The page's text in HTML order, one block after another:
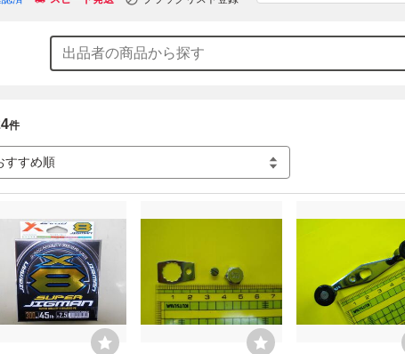
●作業効率化の為、入金確
●商品の手渡しはできませ
●落札後24時間以内に発送
落札者都合で削除させて頂
件
すすめ順